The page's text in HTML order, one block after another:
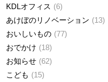
KDLオフィス
6
あけぼのリノベーション
13
おいしいもの 77
おでかけ
18
お知らせ
62
こども
15